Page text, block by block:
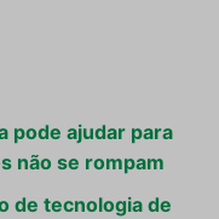
pode ajudar para
não se rompam
de tecnologia de